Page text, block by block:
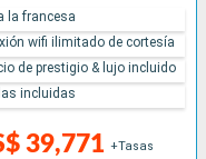
39,771 +Tasas
la francesa
wifi ilimitado de cortesía
de prestigio & lujo incluido
incluidas